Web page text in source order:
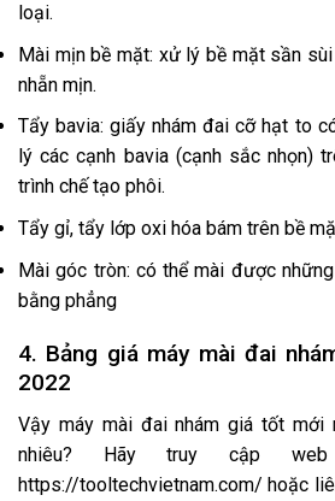
loại.
Mài mịn bề mặt: xử lý bề mặt sần
nhẵn mịn.
Tẩy bavia: giấy nhám đai cỡ hạt to
lý các cạnh bavia (cạnh sắc nhọn)
trình chế tạo phôi.
Tẩy gỉ, tẩy lớp oxi hóa bám trên bề
Mài góc tròn: có thể mài được
bằng phẳng
4. Bảng giá máy mài đai
2022
Vậy máy mài đai nhám giá tốt mới
nhiêu? Hãy truy cập
https://tooltechvietnam.com/ hoặc